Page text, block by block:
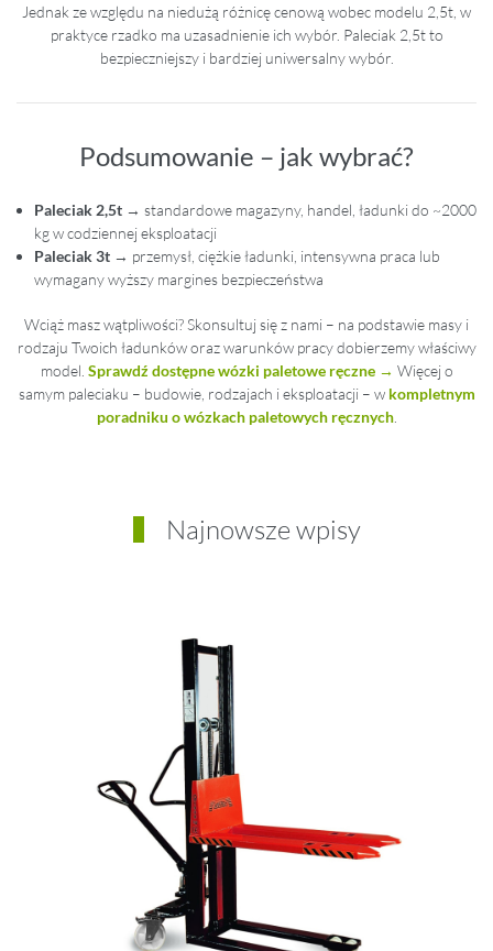
Jednak ze względu na niedużą różnicę cenową wobec modelu 2,5t, w
praktyce rzadko ma uzasadnienie ich wybór. Paleciak 2,5t to
bezpieczniejszy i bardziej uniwersalny wybór.
Podsumowanie – jak wybrać?
Paleciak 2,5t → standardowe magazyny, handel, ładunki do ~2000
kg w codziennej eksploatacji
Paleciak 3t → przemysł, ciężkie ładunki, intensywna praca lub
wymagany wyższy margines bezpieczeństwa
Wciąż masz wątpliwości? Skonsultuj się z nami – na podstawie masy i
rodzaju Twoich ładunków oraz warunków pracy dobierzemy właściwy
model. Sprawdź dostępne wózki paletowe ręczne → Więcej o
samym paleciaku – budowie, rodzajach i eksploatacji – w kompletnym
poradniku o wózkach paletowych ręcznych.
Najnowsze wpisy